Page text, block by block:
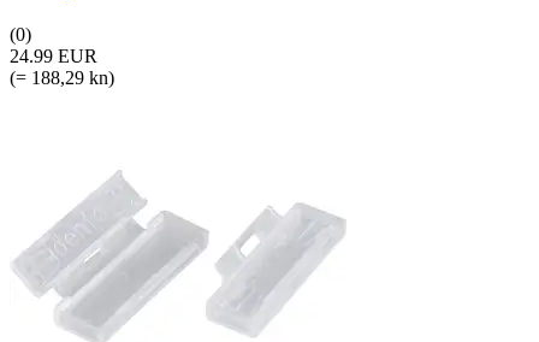
(0)
24.99 EUR
(= 188,29 kn)